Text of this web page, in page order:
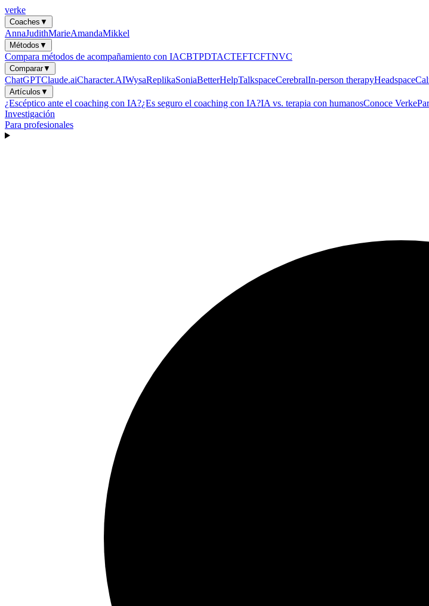
verke
Coaches ▼
AnnaJudithMarieAmandaMikkel
Métodos ▼
Compara métodos de acompañamiento con IACBTPDTACTEFTCFTNVC
Comparar▼
ChatGPTClaude.aiCharacter.AIWysaReplikaSoniaBetterHelpTalkspaceCerebralIn-person therapyHeadspace
Artículos ▼
¿Escéptico ante el coaching con IA?¿Es seguro el coaching con IA?IA vs. terapia con humanosConoce Verke
Investigación
Para profesionales